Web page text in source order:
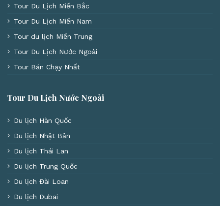
Tour Du Lịch Miền Bắc
Tour Du Lịch Miền Nam
Tour du lịch Miền Trung
Tour Du Lịch Nước Ngoài
Tour Bán Chạy Nhất
Tour Du Lịch Nước Ngoài
Du lịch Hàn Quốc
Du lịch Nhật Bản
Du lịch Thái Lan
Du lịch Trung Quốc
Du lịch Đài Loan
Du lịch Dubai